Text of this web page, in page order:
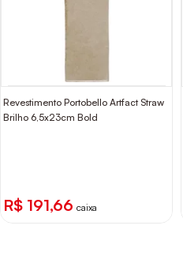
Revestimento Portobello Artfact Straw
Brilho 6,5x23cm Bold
R$ 191,66 caixa